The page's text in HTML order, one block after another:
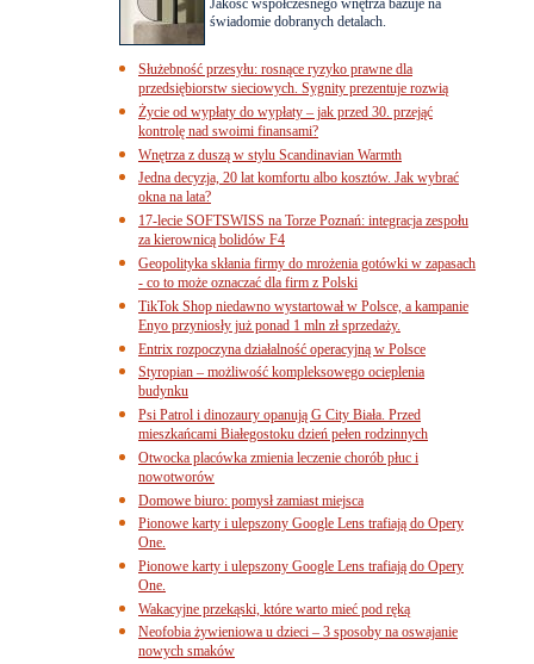
świadomie dobranych detalach.
Służebność przesyłu: rosnące ryzyko prawne dla
przedsiębiorstw sieciowych. Sygnity prezentuje rozwią
Życie od wypłaty do wypłaty – jak przed 30. przejąć
kontrolę nad swoimi finansami?
Wnętrza z duszą w stylu Scandinavian Warmth
Jedna decyzja, 20 lat komfortu albo kosztów. Jak wybrać
okna na lata?
17-lecie SOFTSWISS na Torze Poznań: integracja zespołu
za kierownicą bolidów F4
Geopolityka skłania firmy do mrożenia gotówki w zapasach
- co to może oznaczać dla firm z Polski
TikTok Shop niedawno wystartował w Polsce, a kampanie
Enyo przyniosły już ponad 1 mln zł sprzedaży.
Entrix rozpoczyna działalność operacyjną w Polsce
Styropian – możliwość kompleksowego ocieplenia
budynku
Psi Patrol i dinozaury opanują G City Biała. Przed
mieszkańcami Białegostoku dzień pełen rodzinnych
Otwocka placówka zmienia leczenie chorób płuc i
nowotworów
Domowe biuro: pomysł zamiast miejsca
Pionowe karty i ulepszony Google Lens trafiają do Opery
One.
Pionowe karty i ulepszony Google Lens trafiają do Opery
One.
Wakacyjne przekąski, które warto mieć pod ręką
Neofobia żywieniowa u dzieci – 3 sposoby na oswajanie
nowych smaków